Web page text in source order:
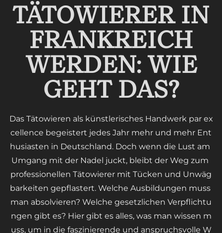
TÄTOWIERER IN
FRANKREICH
WERDEN: WIE
GEHT DAS?
Das Tätowieren als künstlerisches Handwerk par ex
cellence begeistert jedes Jahr mehr und mehr Ent
husiasten in Deutschland. Doch wenn die Lust am
Umgang mit der Nadel juckt, bleibt der Weg zum
professionellen Tätowierer mit Tücken und Unwäg
barkeiten gepflastert. Welche Ausbildungen muss
man absolvieren? Welche gesetzlichen Verpflichtu
ngen gibt es? Hier gibt es alles, was man wissen m
uss, um in die faszinierende und anspruchsvolle W